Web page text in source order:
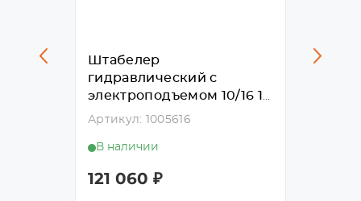
Штабелер
гидравлический с
электроподъемом 10/16 1т
1.6м (CTD)
Артикул: 1005616
В наличии
121 060 ₽